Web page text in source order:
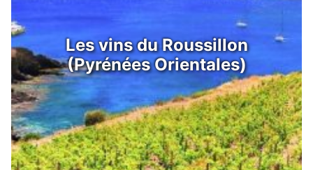
Les vins du Roussillon
(Pyrénées Orientales)